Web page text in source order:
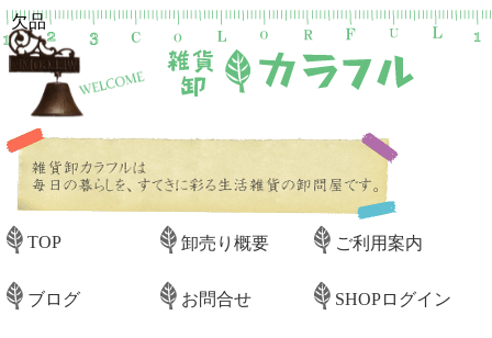
TOP 卸売り概要 ご利用案内
ブログ お問合せ SHOPログイン
欠品